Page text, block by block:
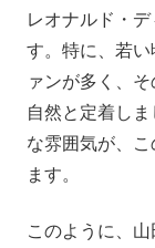
レオナルド・
す。特に、若
ァンが多く、
自然と定着し
な雰囲気が、
ます。
このように、